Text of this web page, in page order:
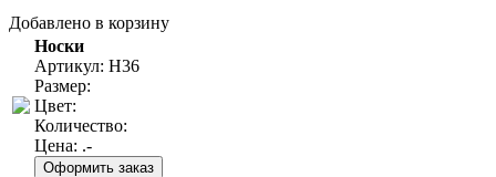
Добавлено в корзину
Носки
Артикул: Н36
Размер:
Цвет:
Количество:
Цена: .-